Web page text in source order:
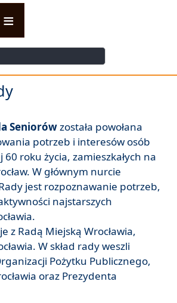
Seniorów została powołana
potrzeb i interesów osób
roku życia, zamieszkałych na
W głównym nurcie
jest rozpoznawanie potrzeb,
najstarszych
z Radą Miejską Wrocławia,
W skład rady weszli
Pożytku Publicznego,
oraz Prezydenta